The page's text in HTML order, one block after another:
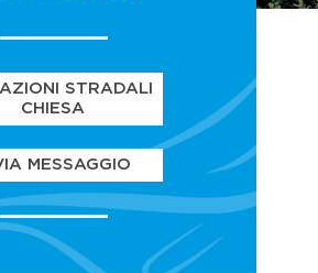
STRADALI
CHIESA
MESSAGGIO